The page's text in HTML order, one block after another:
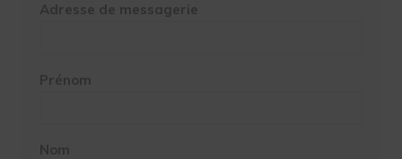
Adresse de messagerie
Prénom
Nom